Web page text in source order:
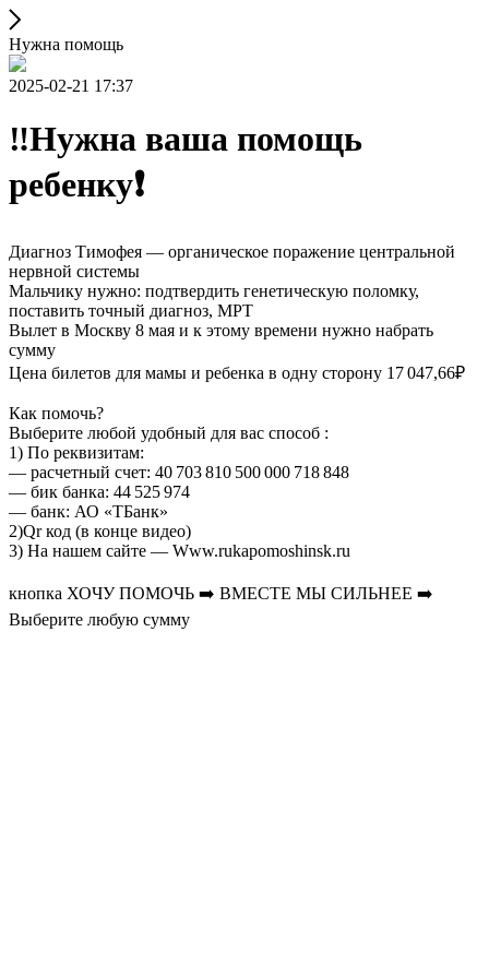
Нужна помощь
2025-02-21 17:37
‼️Нужна ваша помощь
ребенку❗
Диагноз Тимофея — органическое поражение центральной
нервной системы
Мальчику нужно: подтвердить генетическую поломку,
поставить точный диагноз, МРТ
Вылет в Москву 8 мая и к этому времени нужно набрать
сумму
Цена билетов для мамы и ребенка в одну сторону 17 047,66₽
Как помочь?
Выберите любой удобный для вас способ :
1) По реквизитам:
— расчетный счет: 40 703 810 500 000 718 848
— ⁠бик банка: 44 525 974
— ⁠банк: АО «ТБанк»
2)Qr код (в конце видео)
3) На нашем сайте — Www.rukapomoshinsk.ru
кнопка ХОЧУ ПОМОЧЬ ➡️ ВМЕСТЕ МЫ СИЛЬНЕЕ ➡️
Выберите любую сумму